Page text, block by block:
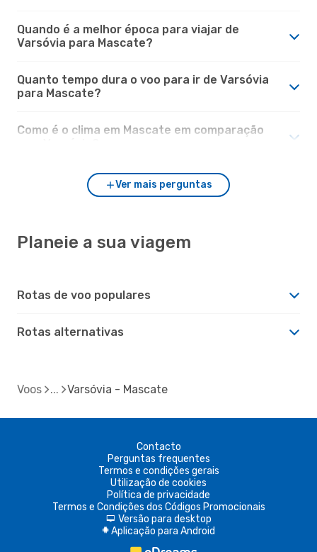
Quando é a melhor época para viajar de
Varsóvia para Mascate?
Quanto tempo dura o voo para ir de Varsóvia
para Mascate?
Como é o clima em Mascate em comparação
Ver mais perguntas
Planeie a sua viagem
Rotas de voo populares
Rotas alternativas
Voos Varsóvia - Mascate
Contacto
Perguntas frequentes
Termos e condições gerais
Utilização de cookies
Política de privacidade
Termos e Condições dos Códigos Promocionais
d Versão para desktop
A Aplicação para Android